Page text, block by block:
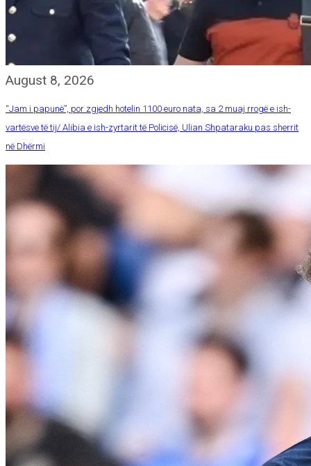
August 8, 2026
“Jam i papunë”, por zgjedh hotelin 1100 euro nata, sa 2 muaj rrogë e ish-
vartësve të tij/ Alibia e ish-zyrtarit të Policisë, Ulian Shpataraku pas sherrit
në Dhërmi